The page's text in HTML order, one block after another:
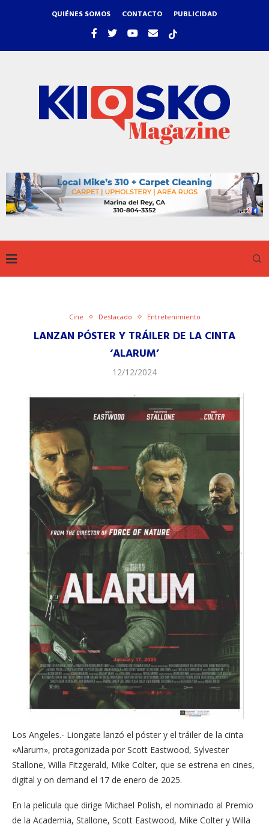
QUIÉNES SOMOS CONTACTO PUBLICIDAD
Cine Destacado Entretenimiento
LANZAN PÓSTER Y TRÁILER DE LA CINTA
‘ALARUM’
12/12/2024
Los Angeles.- Liongate lanzó el póster y el tráiler de la cinta
«Alarum», protagonizada por Scott Eastwood, Sylvester
Stallone, Willa Fitzgerald, Mike Colter, que se estrena en cines,
digital y on demand el 17 de enero de 2025.
En la película que dirige Michael Polish, el nominado al Premio
de la Academia, Stallone, Scott Eastwood, Mike Colter y Willa